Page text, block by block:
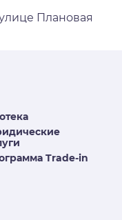
Плановая
Trade-in